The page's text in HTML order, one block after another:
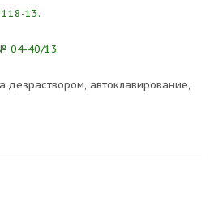
13.
04-40/13
дезраствором, автоклавирование,